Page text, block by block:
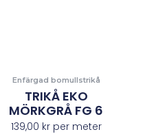
Enfärgad bomullstrikå
TRIKÅ EKO
MÖRKGRÅ FG 6
139,00 krper meter